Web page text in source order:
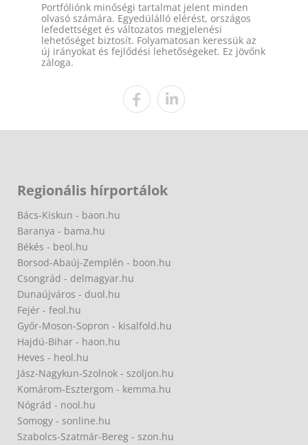
Portfóliónk minőségi tartalmat jelent minden
olvasó számára. Egyedülálló elérést, országos
lefedettséget és változatos megjelenési
lehetőséget biztosít. Folyamatosan keressük az
új irányokat és fejlődési lehetőségeket. Ez jövőnk
záloga.
Regionális hírportálok
Bács-Kiskun - baon.hu
Baranya - bama.hu
Békés - beol.hu
Borsod-Abaúj-Zemplén - boon.hu
Csongrád - delmagyar.hu
Dunaújváros - duol.hu
Fejér - feol.hu
Győr-Moson-Sopron - kisalfold.hu
Hajdú-Bihar - haon.hu
Heves - heol.hu
Jász-Nagykun-Szolnok - szoljon.hu
Komárom-Esztergom - kemma.hu
Nógrád - nool.hu
Somogy - sonline.hu
Szabolcs-Szatmár-Bereg - szon.hu